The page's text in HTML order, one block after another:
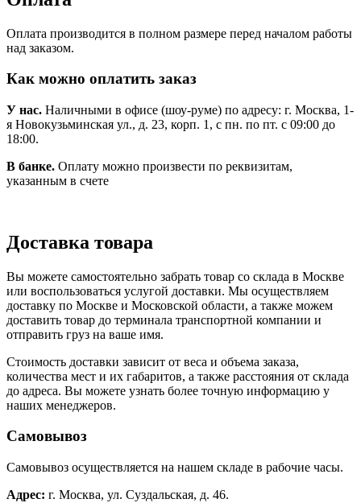
Оплата производится в полном размере перед началом работы
над заказом.
Как можно оплатить заказ
У нас. Наличными в офисе (шоу-руме) по адресу: г. Москва, 1-
я Новокузьминская ул., д. 23, корп. 1, с пн. по пт. с 09:00 до
18:00.
В банке. Оплату можно произвести по реквизитам,
указанным в счете
Доставка товара
Вы можете самостоятельно забрать товар со склада в Москве
или воспользоваться услугой доставки. Мы осуществляем
доставку по Москве и Московской области, а также можем
доставить товар до терминала транспортной компании и
отправить груз на ваше имя.
Стоимость доставки зависит от веса и объема заказа,
количества мест и их габаритов, а также расстояния от склада
до адреса. Вы можете узнать более точную информацию у
наших менеджеров.
Самовывоз
Самовывоз осуществляется на нашем складе в рабочие часы.
Адрес: г. Москва, ул. Суздальская, д. 46.